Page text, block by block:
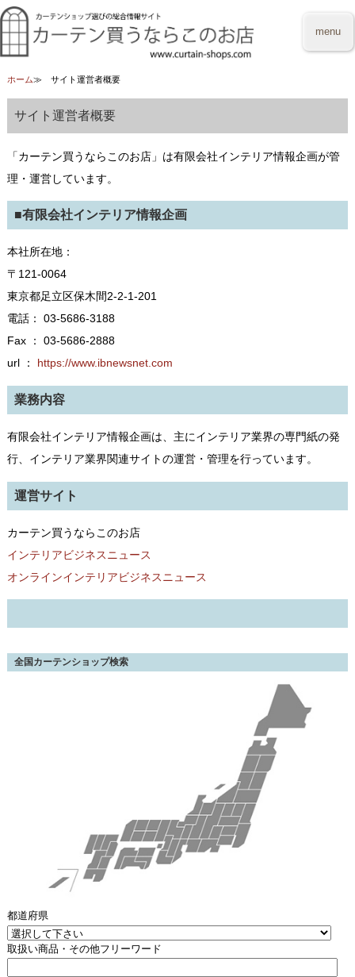
menu
ホーム サイト運営者概要
サイト運営者概要
「カーテン買うならこのお店」は有限会社インテリア情報企画が管
理・運営しています。
■有限会社インテリア情報企画
本社所在地：
〒121-0064
東京都足立区保木間2-2-1-201
電話： 03-5686-3188
Fax ： 03-5686-2888
url ： https://www.ibnewsnet.com
業務内容
有限会社インテリア情報企画は、主にインテリア業界の専門紙の発
行、インテリア業界関連サイトの運営・管理を行っています。
運営サイト
カーテン買うならこのお店
インテリアビジネスニュース
オンラインインテリアビジネスニュース
全国カーテンショップ検索
都道府県
取扱い商品・その他フリーワード